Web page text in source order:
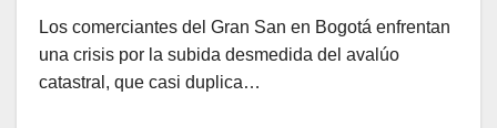
Los comerciantes del Gran San en Bogotá enfrentan
una crisis por la subida desmedida del avalúo
catastral, que casi duplica…